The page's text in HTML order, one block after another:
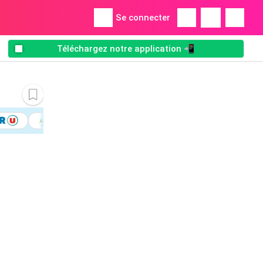
Se connecter
Téléchargez notre application 📲